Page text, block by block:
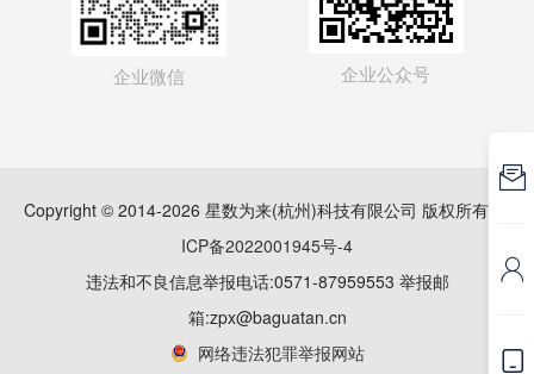
企业微信 企业公众号
Copyright © 2014-2026 星数为来(杭州)科技有限公司 版权所有
ICP备2022001945号-4
违法和不良信息举报电话:0571-87959553 举报邮
箱:zpx@baguatan.cn
网络违法犯罪举报网站


